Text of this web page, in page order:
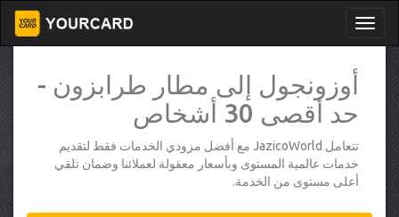
أوزونجول إلى مطار طرابزون -
حد أقصى 30 أشخاص
تتعامل JazicoWorld مع أفضل مزودي الخدمات فقط لتقديم
خدمات عالمية المستوى وبأسعار معقولة لعملائنا وضمان تلقي
أعلى مستوى من الخدمة.